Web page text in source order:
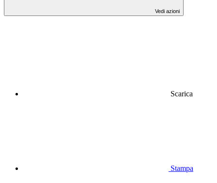
Vedi azioni
Scarica
Stampa